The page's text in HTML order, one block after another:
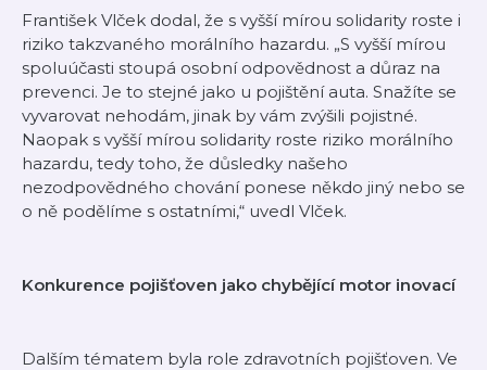
František Vlček dodal, že s vyšší mírou solidarity roste i
riziko takzvaného morálního hazardu. „S vyšší mírou
spoluúčasti stoupá osobní odpovědnost a důraz na
prevenci. Je to stejné jako u pojištění auta. Snažíte se
vyvarovat nehodám, jinak by vám zvýšili pojistné.
Naopak s vyšší mírou solidarity roste riziko morálního
hazardu, tedy toho, že důsledky našeho
nezodpovědného chování ponese někdo jiný nebo se
o ně podělíme s ostatními,“ uvedl Vlček.
Konkurence pojišťoven jako chybějící motor inovací
Dalším tématem byla role zdravotních pojišťoven. Ve